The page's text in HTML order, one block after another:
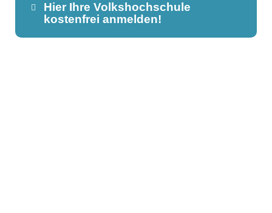
Hier Ihre Volkshochschule
kostenfrei anmelden!